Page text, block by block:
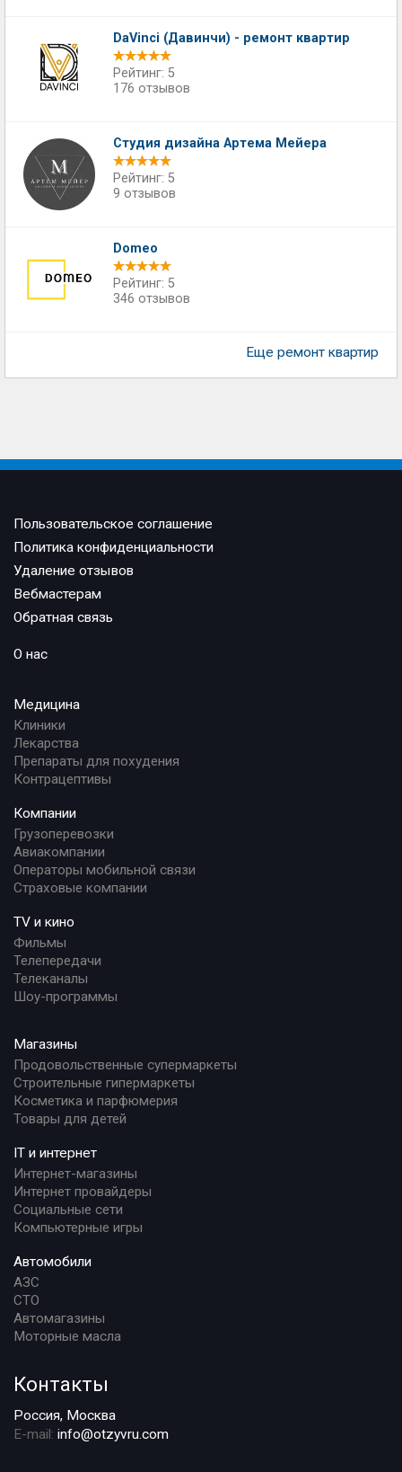
DaVinci (Давинчи) - ремонт квартир
Рейтинг: 5
176 отзывов
Студия дизайна Артема Мейера
Рейтинг: 5
9 отзывов
Domeo
Рейтинг: 5
346 отзывов
Еще ремонт квартир
Пользовательское соглашение
Политика конфиденциальности
Удаление отзывов
Вебмастерам
Обратная связь
О нас
Медицина
Клиники
Лекарства
Препараты для похудения
Контрацептивы
Компании
Грузоперевозки
Авиакомпании
Операторы мобильной связи
Страховые компании
TV и кино
Фильмы
Телепередачи
Телеканалы
Шоу-программы
Магазины
Продовольственные супермаркеты
Строительные гипермаркеты
Косметика и парфюмерия
Товары для детей
IT и интернет
Интернет-магазины
Интернет провайдеры
Социальные сети
Компьютерные игры
Автомобили
АЗС
СТО
Автомагазины
Моторные масла
Контакты
Россия, Москва
E-mail: info@otzyvru.com